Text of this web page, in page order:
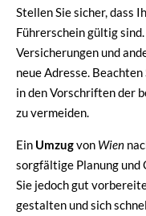
Stellen Sie sicher, dass
Führerschein gültig
Versicherungen und
neue Adresse.
in den Vorschriften der
zu vermeiden.
Ein Umzugvon Wien
sorgfältige Planung
Sie jedoch gut
gestalten und sich